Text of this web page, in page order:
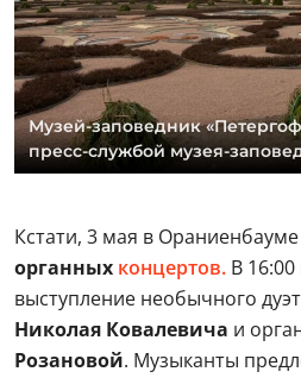
Музей-заповедник
пресс-службой музея-
Кстати, 3 мая в
органных концертов. В
выступление необычного
Николая Ковалевича и
Розановой. Музыканты